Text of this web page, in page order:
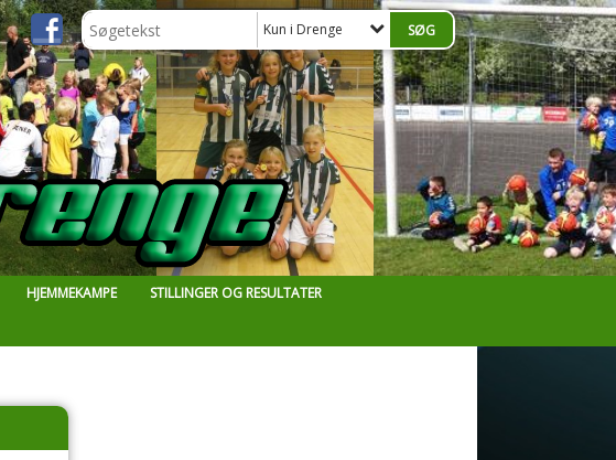
Kun i Drenge
HJEMMEKAMPE
STILLINGER OG RESULTATER